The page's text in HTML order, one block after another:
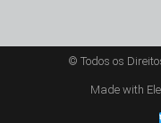
© Todos os
Made with